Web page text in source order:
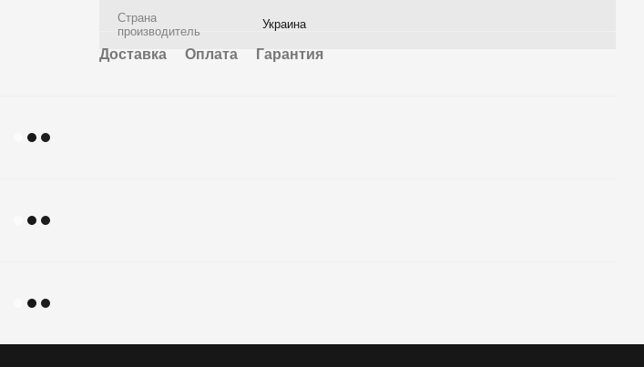
Страна
производитель
Украина
Доставка Оплата Гарантия